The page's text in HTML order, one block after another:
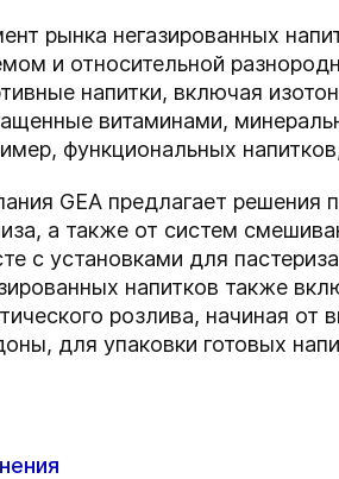
рынка негазированных
и относительной
напитки, включая
витаминами,
функциональных
GEA предлагает решения
а также от систем
с установками для
напитков также
розлива, начиная
для упаковки готовых